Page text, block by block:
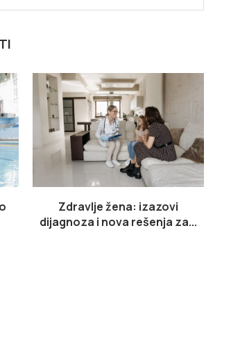
Zdravlje žena: izazovi
dijagnoza i nova rešenja za...